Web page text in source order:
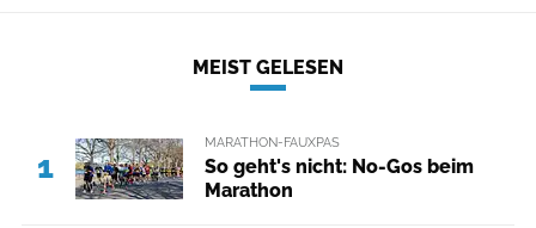
MEIST GELESEN
1
MARATHON-FAUXPAS
So geht's nicht: No-Gos beim
Marathon